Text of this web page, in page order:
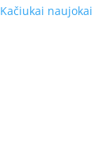
Kačiukai naujokai